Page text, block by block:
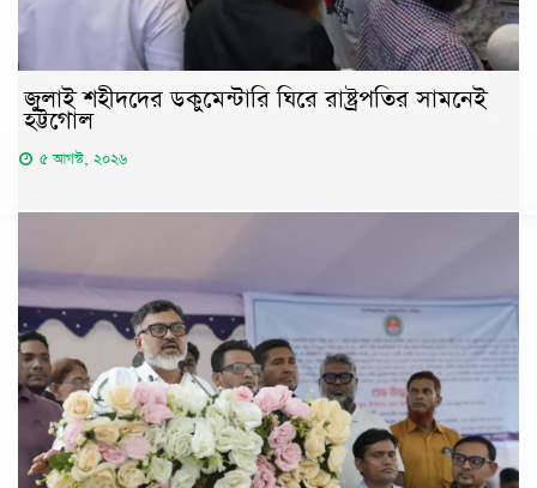
জুলাই শহীদদের ডকুমেন্টারি ঘিরে রাষ্ট্রপতির সামনেই
হট্টগোল
৫ আগস্ট, ২০২৬